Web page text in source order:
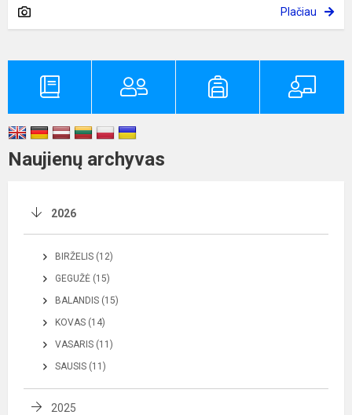
Plačiau
Naujienų archyvas
2026
BIRŽELIS (12)
GEGUŽĖ (15)
BALANDIS (15)
KOVAS (14)
VASARIS (11)
SAUSIS (11)
2025